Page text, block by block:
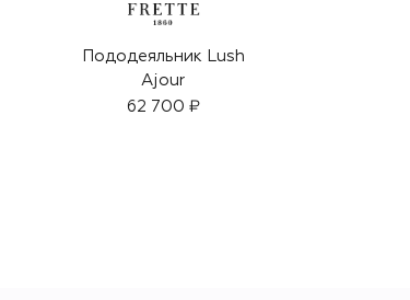
Пододеяльник Lush
Ajour
62 700 ₽